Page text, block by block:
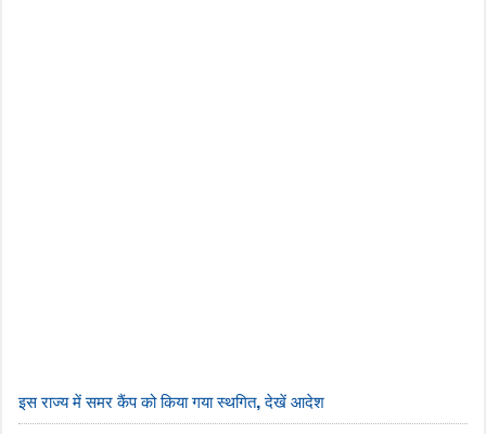
इस राज्य में समर कैंप को किया गया स्थगित, देखें आदेश